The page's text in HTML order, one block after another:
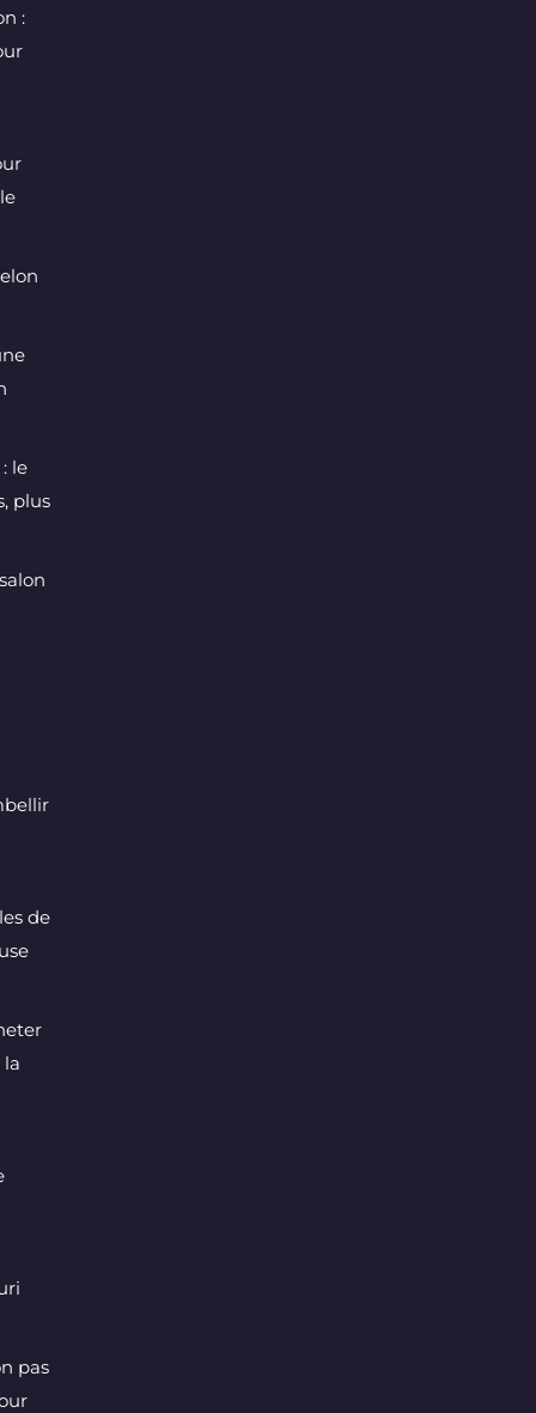
:
le
plus
de
pas